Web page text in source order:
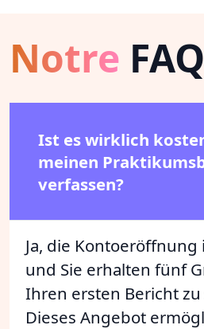
Notre FAQ
Ist es wirklich
meinen
verfassen?
Ja, die Kontoeröffnung
und Sie erhalten fünf
Ihren ersten Bericht
Dieses Angebot